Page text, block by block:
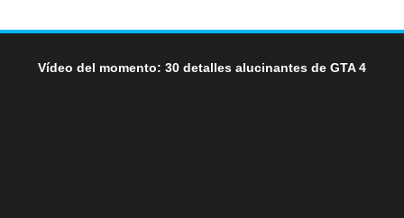
Vídeo del momento: 30 detalles alucinantes de GTA 4